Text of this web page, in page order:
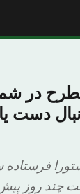
در
دست
فرستاده
چند روز